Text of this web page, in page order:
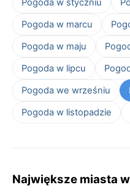
Pogoda w styczniu
Pogoda w marcu
Pogoda w maju
Pogoda w lipcu
Pogoda we wrześniu
Pogoda w listopadzie
Największe miasta